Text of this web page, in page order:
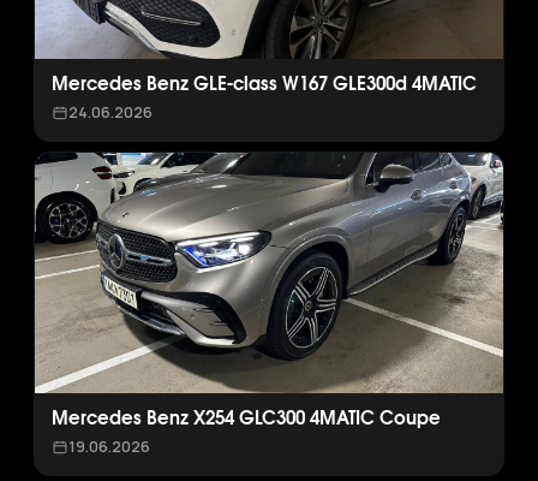
Mercedes Benz GLE-class W167 GLE300d 4MATIC
24.06.2026
Mercedes Benz X254 GLC300 4MATIC Coupe
19.06.2026